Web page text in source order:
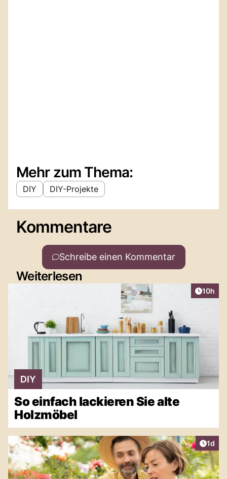
Mehr zum Thema:
DIY DIY-Projekte
Kommentare
Schreibe einen Kommentar
Weiterlesen
Artikel
10h
DIY
So einfach lackieren Sie alte
Holzmöbel
1d